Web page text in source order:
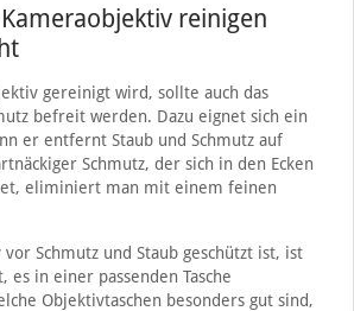
reinigen
gereinigt wird, sollte auch das
befreit werden. Dazu eignet sich ein
er entfernt Staub und Schmutz auf
Schmutz, der sich in den Ecken
eliminiert man mit einem feinen
Schmutz und Staub geschützt ist, ist
es in einer passenden Tasche
Objektivtaschen besonders gut sind,